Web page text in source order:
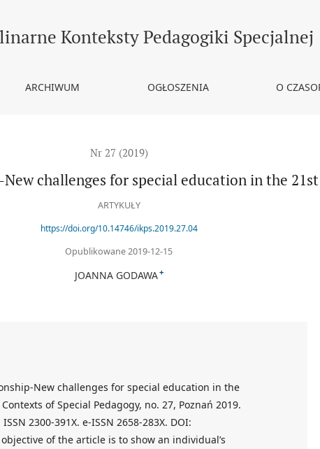
education in the 21st century – study report
Konteksty Pedagogiki Specjalnej
ARCHIWUM OGŁOSZENIA O
Nr 27 (2019)
challenges for special education in the
ARTYKUŁY
https://doi.org/10.14746/ikps.2019.27.04
Opublikowane 2019-12-15
JOANNA GODAWA +
New challenges for special education in the
of Special Pedagogy, no. 27, Poznań 2019.
2300-391X. e-ISSN 2658-283X. DOI:
of the article is to show an individual’s